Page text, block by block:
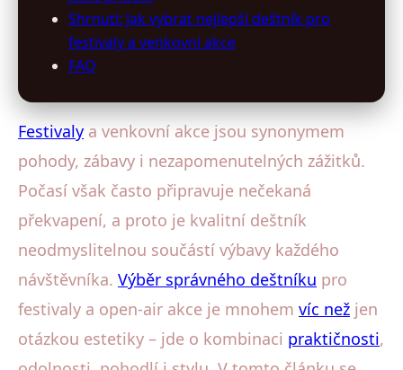
Shrnutí: Jak vybrat nejlepší deštník pro
festivaly a venkovní akce
FAQ
Festivaly a venkovní akce jsou synonymem
pohody, zábavy i nezapomenutelných zážitků.
Počasí však často připravuje nečekaná
překvapení, a proto je kvalitní deštník
neodmyslitelnou součástí výbavy každého
návštěvníka. Výběr správného deštníku pro
festivaly a open-air akce je mnohem víc než jen
otázkou estetiky – jde o kombinaci praktičnosti,